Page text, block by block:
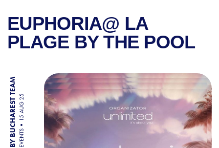
EUPHORIA@ LA
PLAGE BY THE POOL
BY BUCHAREST TEAM EVENTS
15 AUG 25